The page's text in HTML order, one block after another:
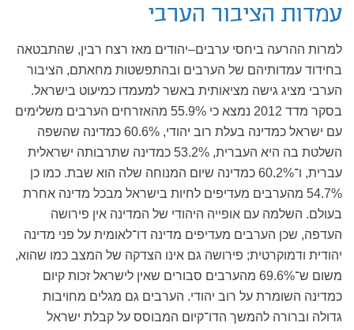
עמדות הציבור הערבי
למרות ההרעה ביחסי ערבים–יהודים מאז רצח רבין, שהתבטאה
בחידוד עמדותיהם של הערבים ובהתפשטות מחאתם, הציבור
הערבי מציג גישה מציאותית באשר למעמדו כמיעוט בישראל.
בסקר מדד 2012 נמצא כי 55.9% מהאזרחים הערבים משלימים
עם ישראל כמדינה בעלת רוב יהודי, 60.6% כמדינה שהשפה
השלטת בה היא העברית, 53.2% כמדינה שתרבותה ישראלית
עברית, ו־60.2% כמדינה שיום המנוחה שלה הוא שבת. כמו כן
54.7% מהערבים מעדיפים לחיות בישראל מבכל מדינה אחרת
בעולם. השלמה עם אופייה היהודי של המדינה אין פירושה
העדפה, שכן הערבים מעדיפים מדינה דו־לאומית על פני מדינה
יהודית ודמוקרטית; פירושה גם אינו הצדקה של המצב כמו שהוא,
משום ש־69.6% מהערבים סבורים שאין לישראל זכות קיום
כמדינה השומרת על רוב יהודי. הערבים גם מגלים מחויבות
גדולה וברורה להמשך הדו־קיום המבוסס על קבלת ישראל